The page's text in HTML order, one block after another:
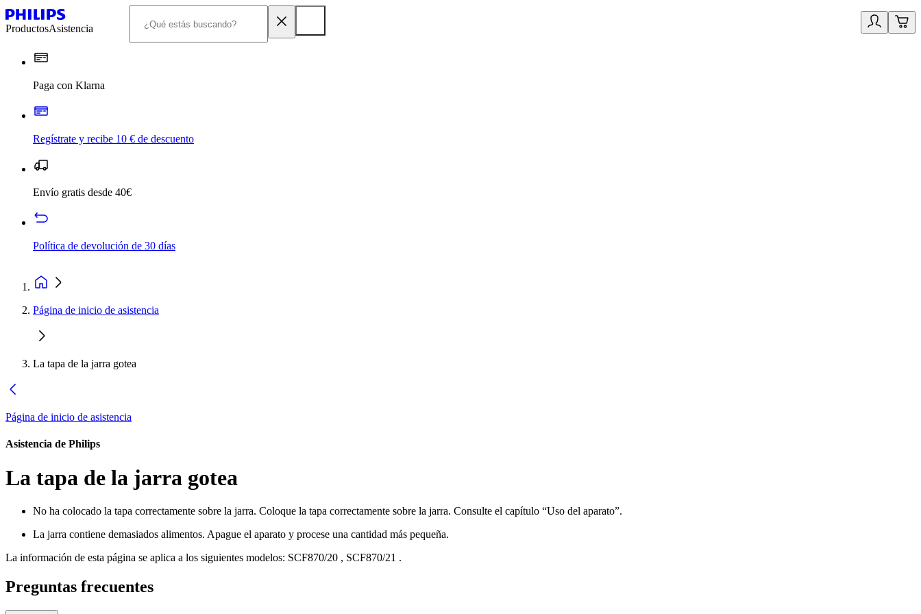
ProductosAsistencia
Paga con Klarna
Regístrate y recibe 10 € de descuento
Envío gratis desde 40€
Política de devolución de 30 días
Página de inicio de asistencia
La tapa de la jarra gotea
Página de inicio de asistencia
Asistencia de Philips
La tapa de la jarra gotea
No ha colocado la tapa correctamente sobre la jarra. Coloque la tapa correctamente sobre la jarra. Consulte el capítulo “Uso del aparato”.
La jarra contiene demasiados alimentos. Apague el aparato y procese una cantidad más pequeña.
La información de esta página se aplica a los siguientes modelos: SCF870/20 , SCF870/21 .
Preguntas frecuentes